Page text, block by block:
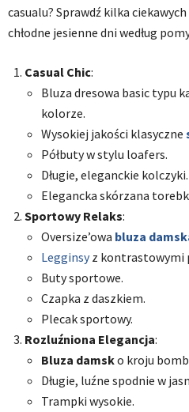
casualu? Sprawdź kilka
chłodne jesienne dni według
Casual Chic:
Bluza dresowa basic typu
kolorze.
Wysokiej jakości klasyczne
Półbuty w stylu loafers.
Długie, eleganckie kolczyki.
Elegancka skórzana
Sportowy Relaks:
Oversize’owa bluza
Legginsyz kontrastowymi
Buty sportowe.
Czapka z daszkiem.
Plecak sportowy.
Rozluźniona Elegancja:
Bluza damsko kroju
Długie, luźne spodnie w
Trampki wysokie.